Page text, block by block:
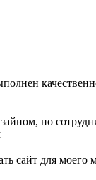
но
сайт для моего